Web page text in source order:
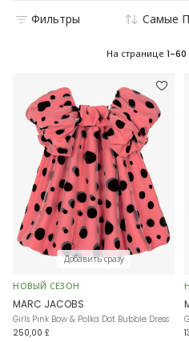
Фильтры Самые
На странице 1-60
Добавить сразу
НОВЫЙ СЕЗОН
MARC JACOBS
Girls Pink Bow & Polka Dot Bubble Dress
250,00 £